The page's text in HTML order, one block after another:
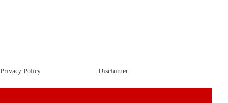
Privacy Policy Disclaimer